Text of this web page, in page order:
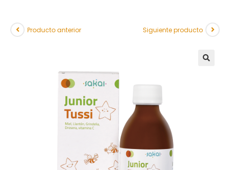
Producto anterior Siguiente producto